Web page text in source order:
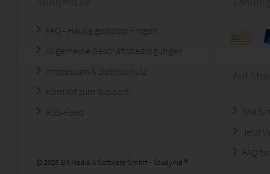
FAQ - Häufig gestellte Fragen
Allgemeine Geschäftsbedingungen
Impressum & Datenschutz
Kontakt zum Support
RSS-Feed
© 2026 1M Media & Software GmbH - StudyAid ®
Wie
Jetzt
FAQ